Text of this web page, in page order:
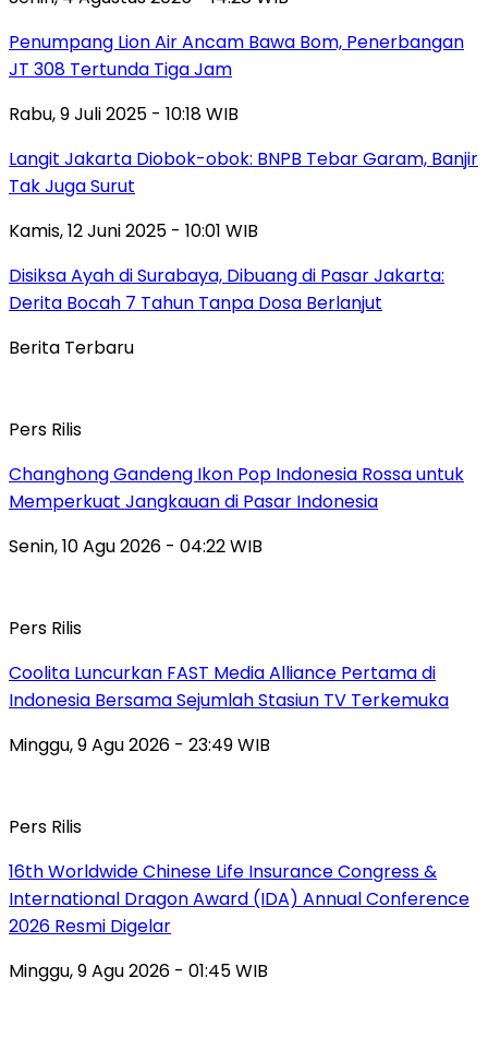
Penumpang Lion Air Ancam Bawa Bom, Penerbangan
JT 308 Tertunda Tiga Jam
Rabu, 9 Juli 2025 - 10:18 WIB
Langit Jakarta Diobok-obok: BNPB Tebar Garam, Banjir
Tak Juga Surut
Kamis, 12 Juni 2025 - 10:01 WIB
Disiksa Ayah di Surabaya, Dibuang di Pasar Jakarta:
Derita Bocah 7 Tahun Tanpa Dosa Berlanjut
Berita Terbaru
Pers Rilis
Changhong Gandeng Ikon Pop Indonesia Rossa untuk
Memperkuat Jangkauan di Pasar Indonesia
Senin, 10 Agu 2026 - 04:22 WIB
Pers Rilis
Coolita Luncurkan FAST Media Alliance Pertama di
Indonesia Bersama Sejumlah Stasiun TV Terkemuka
Minggu, 9 Agu 2026 - 23:49 WIB
Pers Rilis
16th Worldwide Chinese Life Insurance Congress &
International Dragon Award (IDA) Annual Conference
2026 Resmi Digelar
Minggu, 9 Agu 2026 - 01:45 WIB